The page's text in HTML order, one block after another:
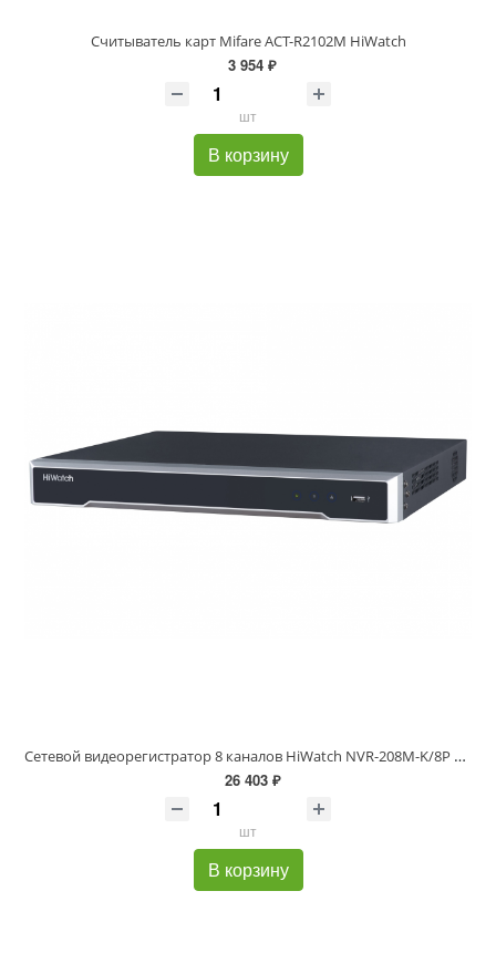
Считыватель карт Mifare ACT-R2102M HiWatch
3 954 ₽
шт
В корзину
Сетевой видеорегистратор 8 каналов HiWatch NVR-208M-K/8P профессиональный 8 POE
26 403 ₽
шт
В корзину